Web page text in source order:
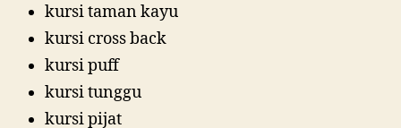
kursi taman kayu
kursi cross back
kursi puff
kursi tunggu
kursi pijat